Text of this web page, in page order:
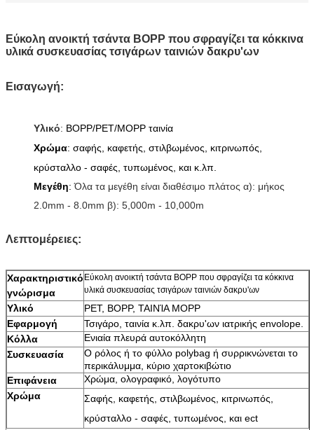
Εύκολη ανοικτή τσάντα BOPP που σφραγίζει τα κόκκινα
υλικά συσκευασίας τσιγάρων ταινιών δακρυ'ων
Εισαγωγή:
Υλικό: BOPP/PET/MOPP ταινία
Χρώμα: σαφής, καφετής, στιλβωμένος, κιτρινωπός,
κρύσταλλο - σαφές, τυπωμένος, και κ.λπ.
Μεγέθη:Όλα τα μεγέθη είναι διαθέσιμο πλάτος α): μήκος
2.0mm - 8.0mm β): 5,000m - 10,000m
Λεπτομέρειες:
Χαρακτηριστικό
γνώρισμα
Εύκολη ανοικτή τσάντα BOPP που σφραγίζει τα κόκκινα
υλικά συσκευασίας τσιγάρων ταινιών δακρυ'ων
Υλικό
PET, BOPP, ΤΑΙΝΊΑ MOPP
Εφαρμογή
Τσιγάρο, ταινία κ.λπ. δακρυ'ων ιατρικής envolope.
Κόλλα
Ενιαία πλευρά αυτοκόλλητη
Συσκευασία
Ο ρόλος ή το φύλλο polybag ή συρρικνώνεται το
περικάλυμμα, κύριο χαρτοκιβώτιο
Επιφάνεια
Χρώμα, ολογραφικό, λογότυπο
Χρώμα
Σαφής, καφετής, στιλβωμένος, κιτρινωπός,
κρύσταλλο - σαφές, τυπωμένος, και ect